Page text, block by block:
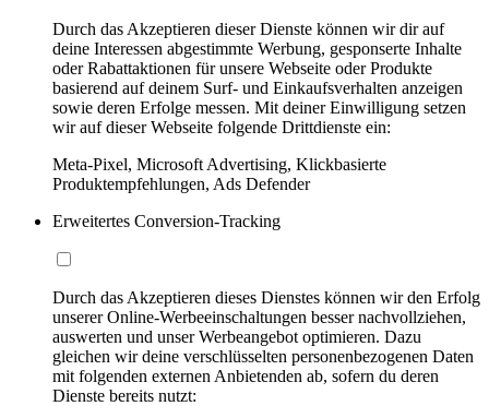
Durch das Akzeptieren dieser Dienste können wir dir auf
deine Interessen abgestimmte Werbung, gesponserte Inhalte
oder Rabattaktionen für unsere Webseite oder Produkte
basierend auf deinem Surf- und Einkaufsverhalten anzeigen
sowie deren Erfolge messen. Mit deiner Einwilligung setzen
wir auf dieser Webseite folgende Drittdienste ein:
Meta-Pixel, Microsoft Advertising, Klickbasierte
Produktempfehlungen, Ads Defender
Erweitertes Conversion-Tracking
Durch das Akzeptieren dieses Dienstes können wir den Erfolg
unserer Online-Werbeeinschaltungen besser nachvollziehen,
auswerten und unser Werbeangebot optimieren. Dazu
gleichen wir deine verschlüsselten personenbezogenen Daten
mit folgenden externen Anbietenden ab, sofern du deren
Dienste bereits nutzt: